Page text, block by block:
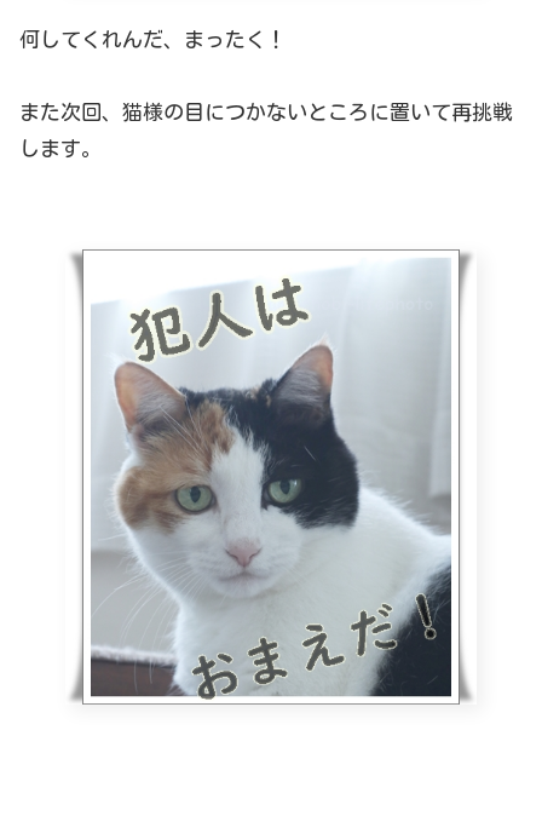
何してくれんだ、まったく！
また次回、猫様の目につかないところに置いて再挑戦
します。